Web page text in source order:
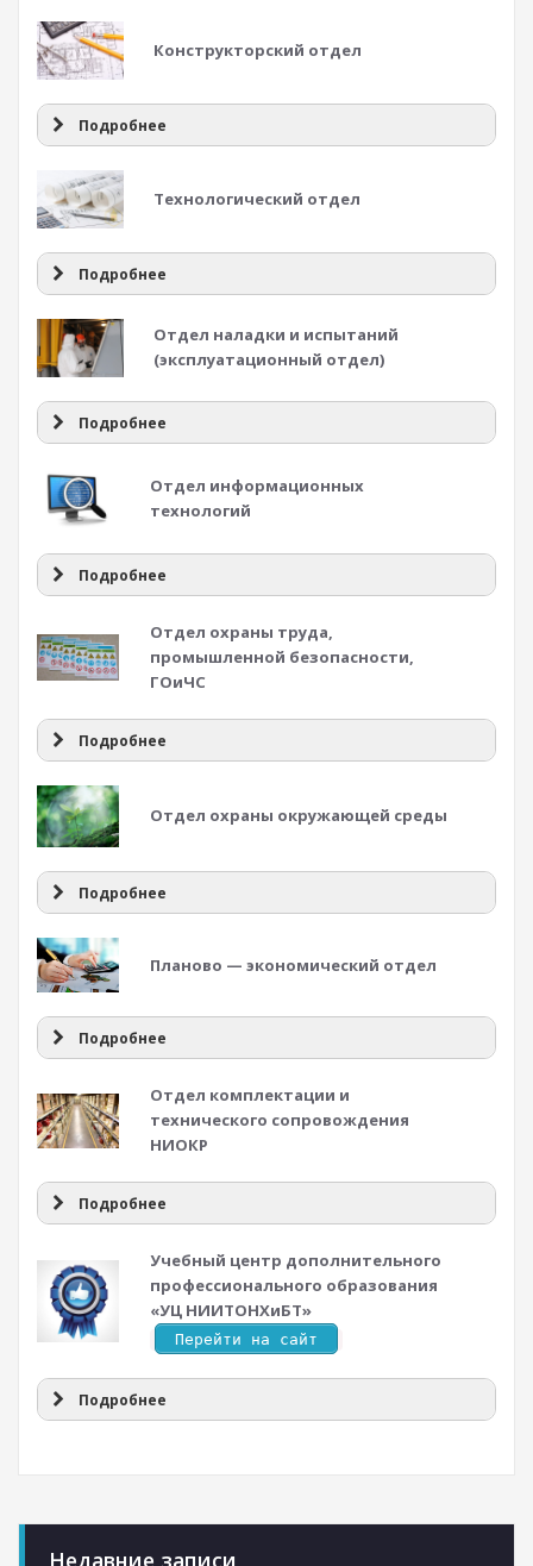
Конструкторский отдел
Подробнее
Технологический отдел
Подробнее
Отдел наладки и испытаний
(эксплуатационный отдел)
Подробнее
Отдел информационных
технологий
Подробнее
Отдел охраны труда,
промышленной безопасности,
ГОиЧС
Подробнее
Отдел охраны окружающей среды
Подробнее
Планово — экономический отдел
Подробнее
Отдел комплектации и
технического сопровождения
НИОКР
Подробнее
Учебный центр дополнительного
профессионального образования
«УЦ НИИТОНХиБТ»
Перейти на сайт
Подробнее
Недавние записи